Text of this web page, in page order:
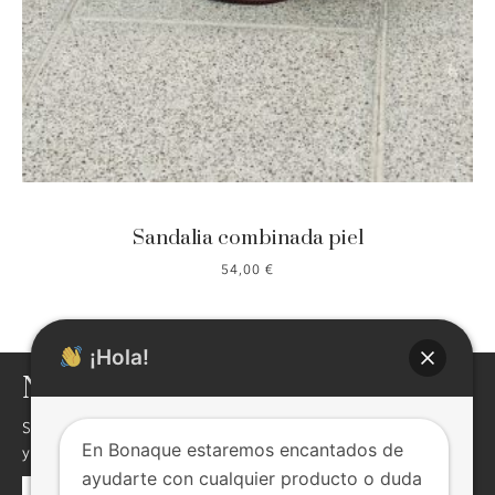
Sandalia combinada piel
54,00 €
NEWSLETTER
Si quieres enterarte de nuestras novedades,descuentos,eventos
y mucho más ! inscribite, seguro te va a interesar !
¡Hola!
En Bonaque estaremos encantados de
ayudarte con cualquier producto o duda